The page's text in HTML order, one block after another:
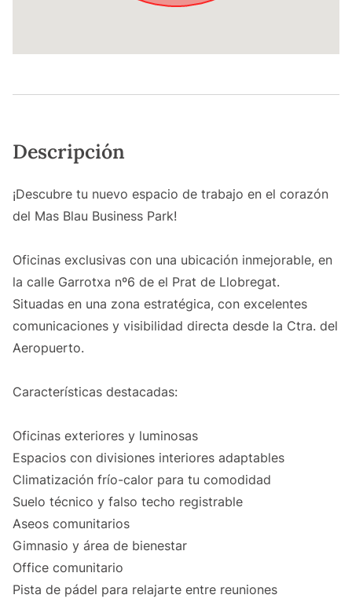
Descripción
¡Descubre tu nuevo espacio de trabajo en el corazón
del Mas Blau Business Park!
Oficinas exclusivas con una ubicación inmejorable, en
la calle Garrotxa nº6 de el Prat de Llobregat.
Situadas en una zona estratégica, con excelentes
comunicaciones y visibilidad directa desde la Ctra. del
Aeropuerto.
Características destacadas:
Oficinas exteriores y luminosas
Espacios con divisiones interiores adaptables
Climatización frío-calor para tu comodidad
Suelo técnico y falso techo registrable
Aseos comunitarios
Gimnasio y área de bienestar
Office comunitario
Pista de pádel para relajarte entre reuniones